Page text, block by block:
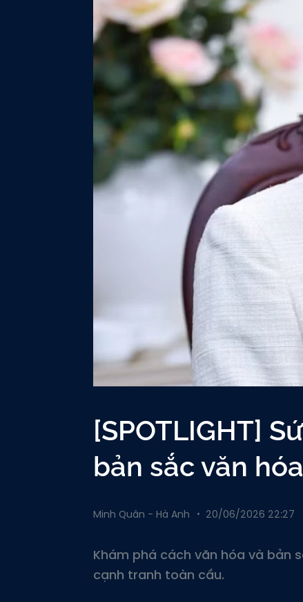
[SPOTLIGHT]
bản sắc văn
Minh Quân - Hà Anh 20/06/2026 22:27
Khám phá cách văn hóa và bản
cạnh tranh toàn cầu.